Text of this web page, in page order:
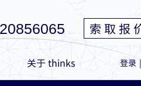
登录 |
索 取 报
关于 thinks